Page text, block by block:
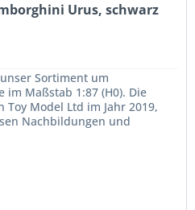
Urus, schwarz
Sortiment um
im Maßstab 1:87 (H0). Die
Model Ltd im Jahr 2019,
Nachbildungen und